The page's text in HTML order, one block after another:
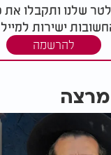
שלנו ותקבלו
ישירות למייל
להרשמה
מרצה